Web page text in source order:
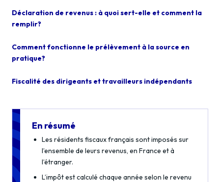
Déclaration de revenus : à quoi sert-elle et comment la
remplir?
Comment fonctionne le prélèvement à la source en
pratique?
Fiscalité des dirigeants et travailleurs indépendants
En résumé
Les résidents fiscaux français sont imposés sur
l’ensemble de leurs revenus, en France et à
l’étranger.
L’impôt est calculé chaque année selon le revenu